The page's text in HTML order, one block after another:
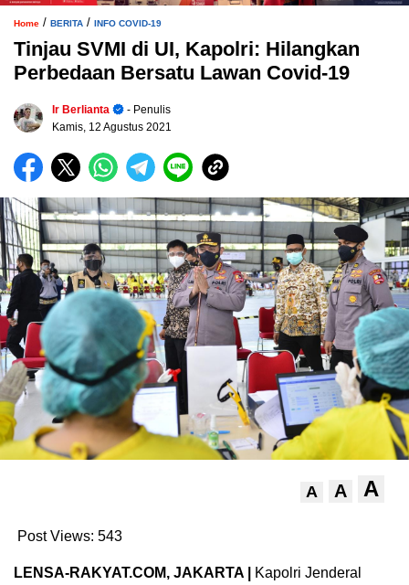
Home / BERITA / INFO COVID-19
Tinjau SVMI di UI, Kapolri: Hilangkan
Perbedaan Bersatu Lawan Covid-19
Ir Berlianta
- Penulis
Kamis, 12 Agustus 2021
A A A
Post Views: 543
LENSA-RAKYAT.COM, JAKARTA |
Kapolri Jenderal